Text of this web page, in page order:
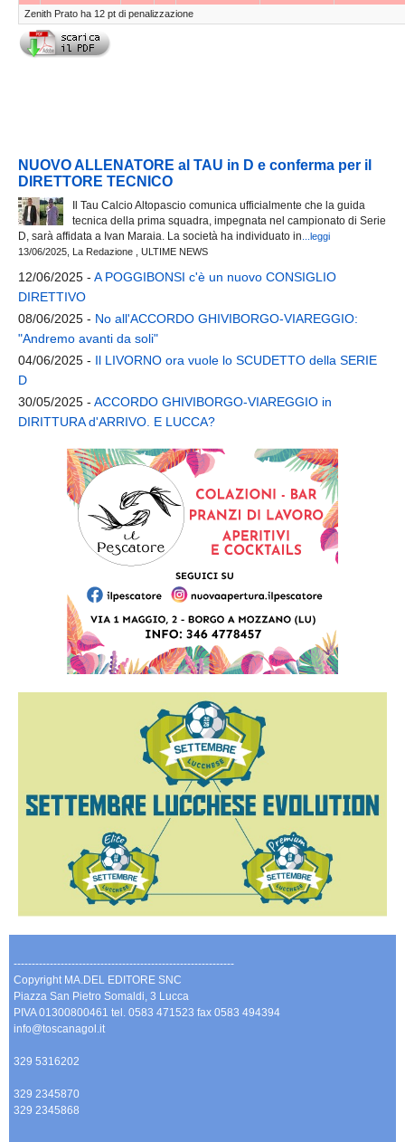
Zenith Prato ha 12 pt di penalizzazione
NUOVO ALLENATORE al TAU in D e conferma per il
DIRETTORE TECNICO
Il Tau Calcio Altopascio comunica ufficialmente che la guida
tecnica della prima squadra, impegnata nel campionato di Serie
D, sarà affidata a Ivan Maraia. La società ha individuato in...leggi
13/06/2025, La Redazione , ULTIME NEWS
12/06/2025 - A POGGIBONSI c'è un nuovo CONSIGLIO
DIRETTIVO
08/06/2025 - No all'ACCORDO GHIVIBORGO-VIAREGGIO:
"Andremo avanti da soli"
04/06/2025 - Il LIVORNO ora vuole lo SCUDETTO della SERIE
D
30/05/2025 - ACCORDO GHIVIBORGO-VIAREGGIO in
DIRITTURA d'ARRIVO. E LUCCA?
-------------------------------------------------------------
Copyright MA.DEL EDITORE SNC
Piazza San Pietro Somaldi, 3 Lucca
PIVA 01300800461 tel. 0583 471523 fax 0583 494394
info@toscanagol.it
329 5316202
329 2345870
329 2345868